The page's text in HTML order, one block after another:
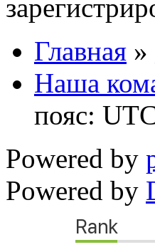
Главная »
Наша
пояс:
Powered by
Powered by